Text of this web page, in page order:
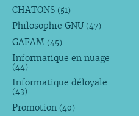
CHATONS (51)
Philosophie GNU (47)
GAFAM (45)
Informatique en nuage
(44)
Informatique déloyale
(43)
Promotion (40)